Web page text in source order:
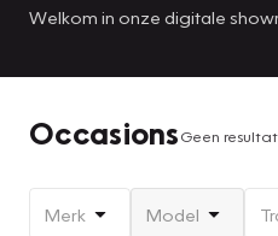
Welkom in onze digitale
OccasionsGeen
Merk Model